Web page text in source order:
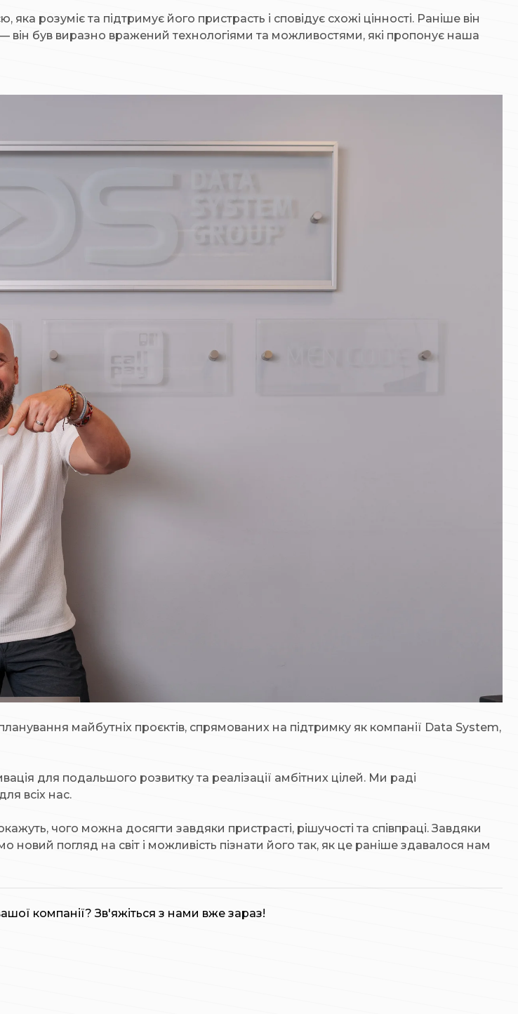
розуміє та підтримує його пристрасть і сповідує схожі цінності. Раніше він
він був виразно вражений технологіями та можливостями, які пропонує наша
майбутніх проєктів, спрямованих на підтримку як компанії Data System,
для подальшого розвитку та реалізації амбітних цілей. Ми раді
всіх нас.
чого можна досягти завдяки пристрасті, рішучості та співпраці. Завдяки
погляд на світ і можливість пізнати його так, як це раніше здавалося нам
компанії? Зв'яжіться з нами вже зараз!